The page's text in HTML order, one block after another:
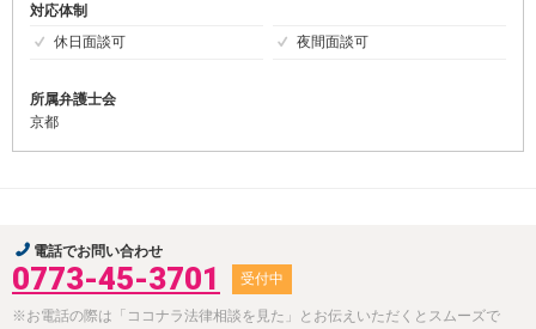
対応体制
休日面談可
夜間面談可
所属弁護士会
京都
電話でお問い合わせ
0773-45-3701 受付中
※お電話の際は「ココナラ法律相談を見た」とお伝えいただくとスムーズで